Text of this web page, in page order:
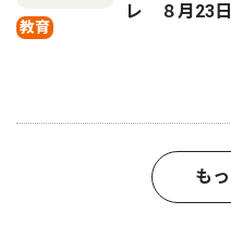
教育
レ ８月23
も